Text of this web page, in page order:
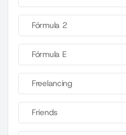
Fórmula 2
Fórmula E
Freelancing
Friends